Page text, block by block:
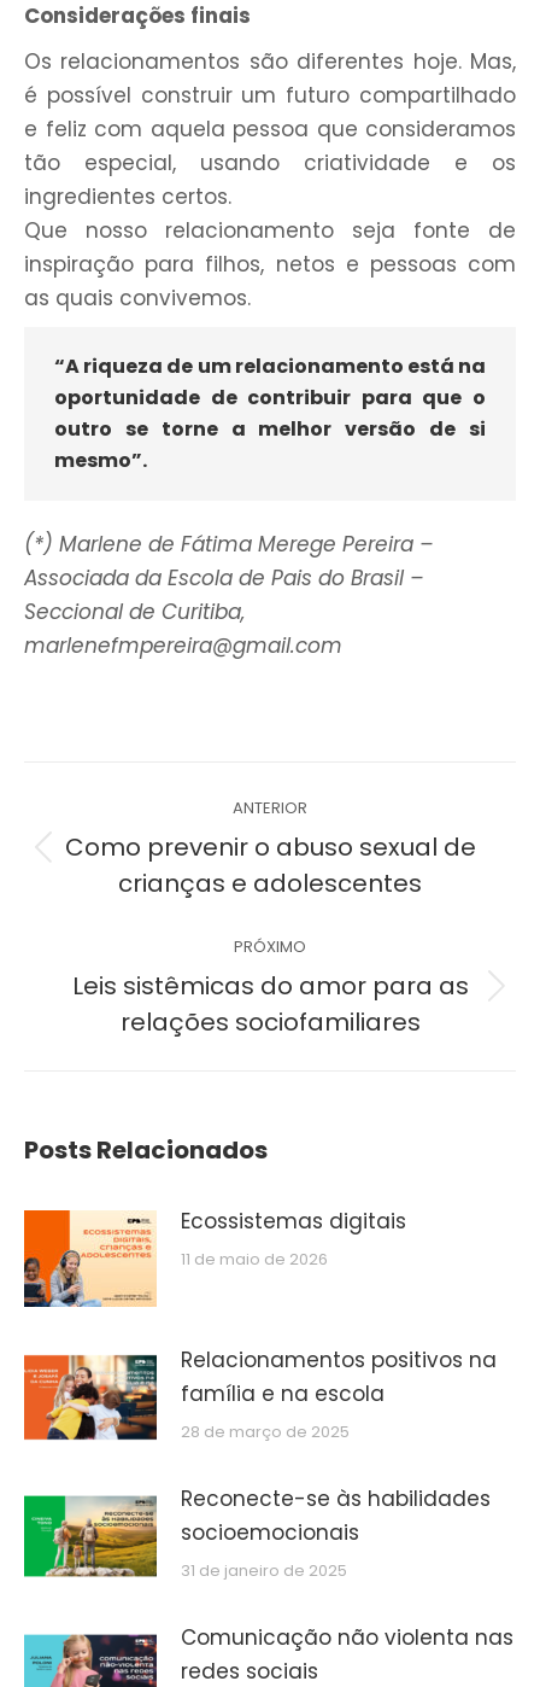
Considerações finais
Os relacionamentos são diferentes hoje. Mas,
é possível construir um futuro compartilhado
e feliz com aquela pessoa que consideramos
tão especial, usando criatividade e os
ingredientes certos.
Que nosso relacionamento seja fonte de
inspiração para filhos, netos e pessoas com
as quais convivemos.
“A riqueza de um relacionamento está na
oportunidade de contribuir para que o
outro se torne a melhor versão de si
mesmo”.
(*) Marlene de Fátima Merege Pereira –
Associada da Escola de Pais do Brasil –
Seccional de Curitiba,
marlenefmpereira@gmail.com
de
ANTERIOR
Post
anterior:
Como prevenir o abuso sexual de
crianças e adolescentes
PRÓXIMO
Próximo
post:
Leis sistêmicas do amor para as
relações sociofamiliares
Posts Relacionados
Ecossistemas digitais
11 de maio de 2026
Relacionamentos positivos na
família e na escola
28 de março de 2025
Reconecte-se às habilidades
socioemocionais
31 de janeiro de 2025
Comunicação não violenta nas
redes sociais